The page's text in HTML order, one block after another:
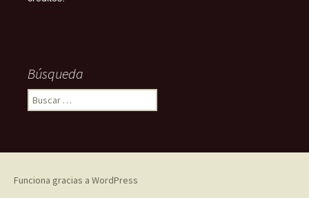
Búsqueda
Buscar:
Funciona gracias a WordPress